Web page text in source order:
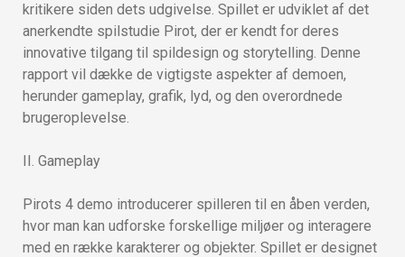
kritikere siden dets udgivelse. Spillet er udviklet af det
anerkendte spilstudie Pirot, der er kendt for deres
innovative tilgang til spildesign og storytelling. Denne
rapport vil dække de vigtigste aspekter af demoen,
herunder gameplay, grafik, lyd, og den overordnede
brugeroplevelse.
II. Gameplay
Pirots 4 demo introducerer spilleren til en åben verden,
hvor man kan udforske forskellige miljøer og interagere
med en række karakterer og objekter. Spillet er designet